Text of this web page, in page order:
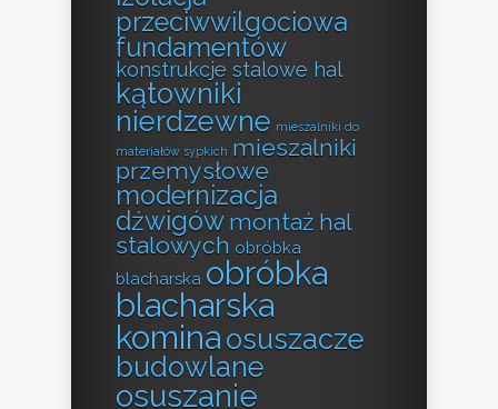
przeciwwilgociowa
fundamentów
konstrukcje stalowe hal
kątowniki
nierdzewne mieszalniki do
materiałów sypkich mieszalniki
przemysłowe
modernizacja
dźwigów montaż hal
stalowych obróbka
blacharska obróbka
blacharska
komina osuszacze
budowlane
osuszanie